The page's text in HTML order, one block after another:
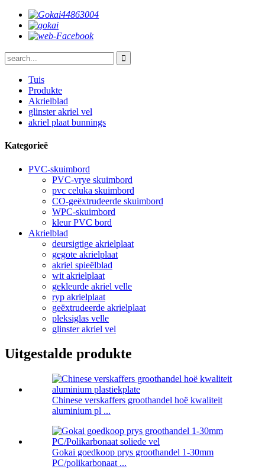
Tuis
Produkte
Akrielblad
glinster akriel vel
akriel plaat bunnings
Kategorieë
PVC-skuimbord
PVC-vrye skuimbord
pvc celuka skuimbord
CO-geëxtrudeerde skuimbord
WPC-skuimbord
kleur PVC bord
Akrielblad
deursigtige akrielplaat
gegote akrielplaat
akriel spieëlblad
wit akrielplaat
gekleurde akriel velle
ryp akrielplaat
geëxtrudeerde akrielplaat
pleksiglas velle
glinster akriel vel
Uitgestalde produkte
Chinese verskaffers groothandel hoë kwaliteit
aluminium pl ...
Gokai goedkoop prys groothandel 1-30mm
PC/polikarbonaat ...